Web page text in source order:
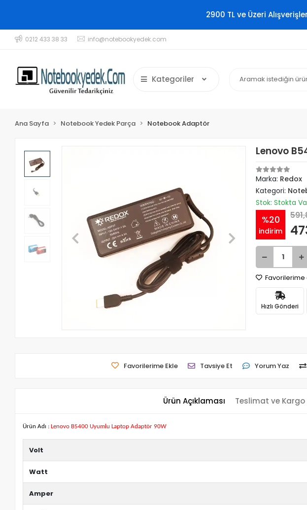
2900 TL ve Üzeri
0212 433 38 33 info@notebookyedek.com
Kategoriler
Ana Sayfa Notebook Yedek Parça Notebook Adaptör
Lenovo
Marka: Redox
Kategori:
Stok: Stokta
%20
indirim
Favorilerime
Hızlı Gönderi
Favorilerime Ekle Tavsiye Et Yorum Yaz
Ürün Açıklaması Teslimat ve Kargo
Ürün Adı : Lenovo B5400 Uyumlu Laptop Adaptör 90W
Volt
Watt
Amper